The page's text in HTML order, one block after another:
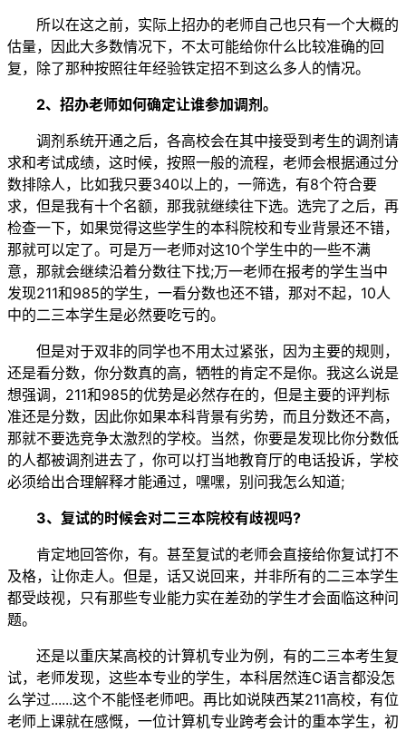
所以在这之前，实际上招办的老师自己也只有一个大概的
估量，因此大多数情况下，不太可能给你什么比较准确的回
复，除了那种按照往年经验铁定招不到这么多人的情况。
2、招办老师如何确定让谁参加调剂。
调剂系统开通之后，各高校会在其中接受到考生的调剂请
求和考试成绩，这时候，按照一般的流程，老师会根据通过分
数排除人，比如我只要340以上的，一筛选，有8个符合要
求，但是我有十个名额，那我就继续往下选。选完了之后，再
检查一下，如果觉得这些学生的本科院校和专业背景还不错，
那就可以定了。可是万一老师对这10个学生中的一些不满
意，那就会继续沿着分数往下找;万一老师在报考的学生当中
发现211和985的学生，一看分数也还不错，那对不起，10人
中的二三本学生是必然要吃亏的。
但是对于双非的同学也不用太过紧张，因为主要的规则，
还是看分数，你分数真的高，牺牲的肯定不是你。我这么说是
想强调，211和985的优势是必然存在的，但是主要的评判标
准还是分数，因此你如果本科背景有劣势，而且分数还不高，
那就不要选竞争太激烈的学校。当然，你要是发现比你分数低
的人都被调剂进去了，你可以打当地教育厅的电话投诉，学校
必须给出合理解释才能通过，嘿嘿，别问我怎么知道;
3、复试的时候会对二三本院校有歧视吗?
肯定地回答你，有。甚至复试的老师会直接给你复试打不
及格，让你走人。但是，话又说回来，并非所有的二三本学生
都受歧视，只有那些专业能力实在差劲的学生才会面临这种问
题。
还是以重庆某高校的计算机专业为例，有的二三本考生复
试，老师发现，这些本专业的学生，本科居然连C语言都没怎
么学过......这个不能怪老师吧。再比如说陕西某211高校，有位
老师上课就在感慨，一位计算机专业跨考会计的重本学生，初